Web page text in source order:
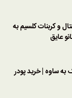
و کربنات کلسیم به
عایق
به ساوه | خرید پودر